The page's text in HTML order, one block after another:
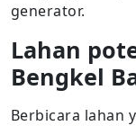
generator.
Lahan
Bengkel
Berbicara lahan